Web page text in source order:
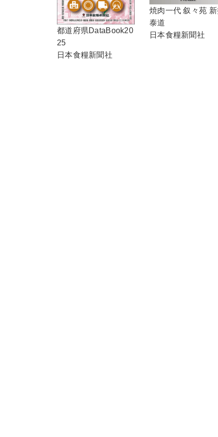
都道府県DataBook20
25
日本食糧新聞社
焼肉一代 叙々苑
泰道
日本食糧新聞社